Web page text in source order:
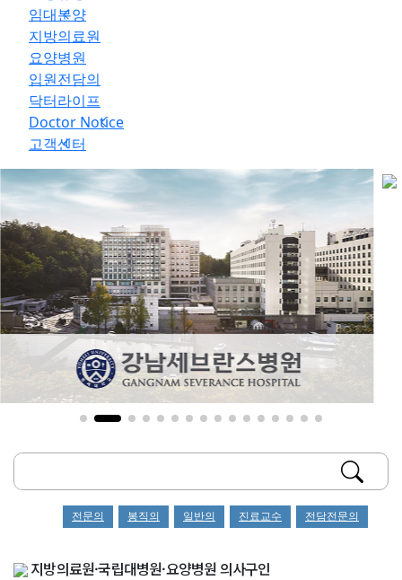
임대분양
지방의료원
요양병원
입원전담의
닥터라이프
Doctor Notice
고객센터
전문의 봉직의 일반의 진료교수 전담전문의
지방의료원·국립대병원·요양병원 의사구인